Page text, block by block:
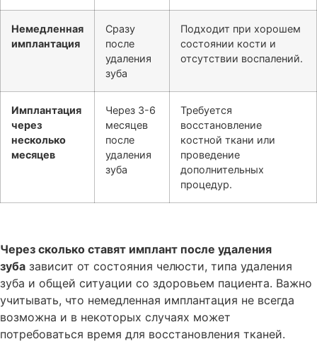
Немедленная
имплантация
Сразу
после
удаления
зуба
Подходит при хорошем
состоянии кости и
отсутствии воспалений.
Имплантация
через
несколько
месяцев
Через 3-6
месяцев
после
удаления
зуба
Требуется
восстановление
костной ткани или
проведение
дополнительных
процедур.
Через сколько ставят имплант после удаления
зуба зависит от состояния челюсти, типа удаления
зуба и общей ситуации со здоровьем пациента. Важно
учитывать, что немедленная имплантация не всегда
возможна и в некоторых случаях может
потребоваться время для восстановления тканей.